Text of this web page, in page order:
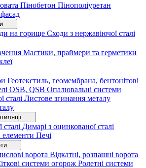
Пінобетон Пінополіуретан
на горище Сходи з нержавіючої сталі
Мастики, праймери та герметики
Геотекстиль, геомембрана, бентонітові
OSB, QSB Опалювальні системи
сталі Листове згинання металу
Димарі з оцинкованої сталі
елементи Печі
ворота Відкатні, розпашні ворота
системи огорож Ролетні системи